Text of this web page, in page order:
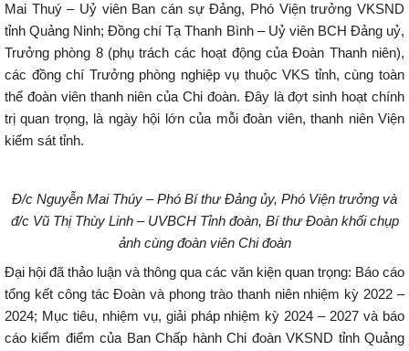
Mai Thuý – Uỷ viên Ban cán sự Đảng, Phó Viện trưởng VKSND
tỉnh Quảng Ninh; Đồng chí Tạ Thanh Bình – Uỷ viên BCH Đảng uỷ,
Trưởng phòng 8 (phụ trách các hoạt động của Đoàn Thanh niên),
các đồng chí Trưởng phòng nghiệp vụ thuộc VKS tỉnh, cùng toàn
thể đoàn viên thanh niên của Chi đoàn. Đây là đợt sinh hoạt chính
trị quan trọng, là ngày hội lớn của mỗi đoàn viên, thanh niên Viện
kiểm sát tỉnh.
Đ/c Nguyễn Mai Thúy – Phó Bí thư Đảng ủy, Phó Viện trưởng và
đ/c Vũ Thị Thùy Linh – UVBCH Tỉnh đoàn, Bí thư Đoàn khối chụp
ảnh cùng đoàn viên Chi đoàn
Đại hội đã thảo luận và thông qua các văn kiện quan trọng: Báo cáo
tổng kết công tác Đoàn và phong trào thanh niên nhiệm kỳ 2022 –
2024; Mục tiêu, nhiệm vụ, giải pháp nhiệm kỳ 2024 – 2027 và báo
cáo kiểm điểm của Ban Chấp hành Chi đoàn VKSND tỉnh Quảng